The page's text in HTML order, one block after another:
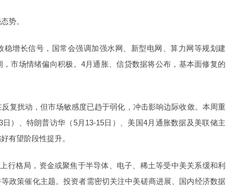
势。
稳增长信号，国常会强调加强水网、新型电网、算力网等规划建
市场情绪偏向积极。4月通胀、信贷数据将公布，基本面修复的
复扰动，但市场敏感度已趋于弱化，冲击影响边际收敛。本周重
）、特朗普访华（5月13-15日）、美国4月通胀数据及美联储主
有望阶段性提升。
行格局，资金或聚焦于半导体、电子、稀土等受中美关系缓和利
政策催化主题。投资者需密切关注中美磋商进展、国内经济数据